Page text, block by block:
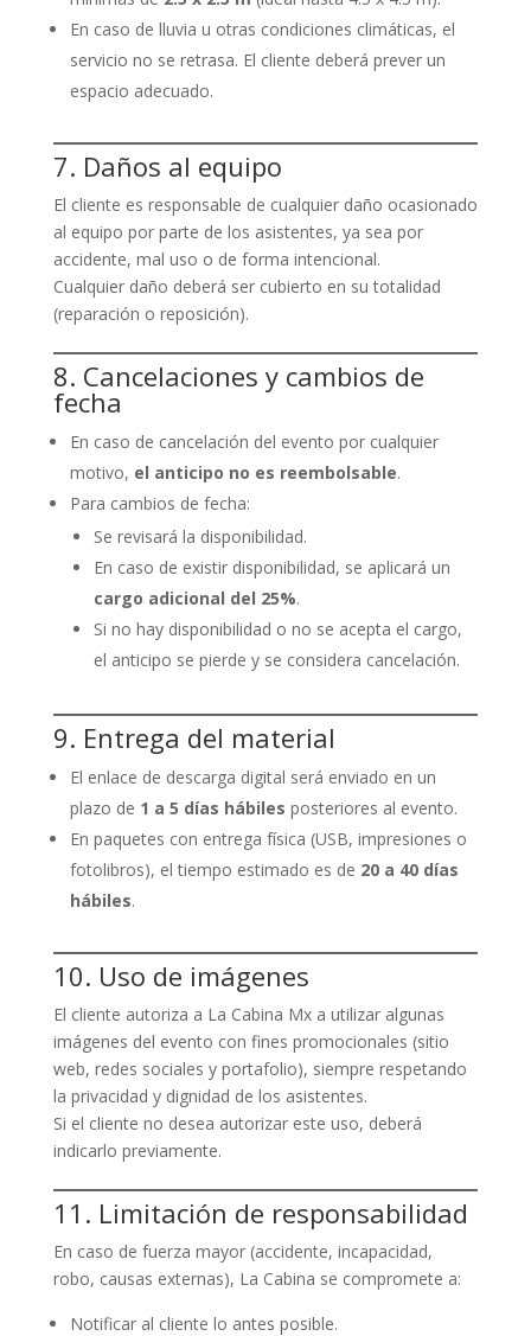
En caso de lluvia u otras condiciones climáticas, el
servicio no se retrasa. El cliente deberá prever un
espacio adecuado.
7. Daños al equipo
El cliente es responsable de cualquier daño ocasionado
al equipo por parte de los asistentes, ya sea por
accidente, mal uso o de forma intencional.
Cualquier daño deberá ser cubierto en su totalidad
(reparación o reposición).
8. Cancelaciones y cambios de
fecha
En caso de cancelación del evento por cualquier
motivo, el anticipo no es reembolsable.
Para cambios de fecha:
Se revisará la disponibilidad.
En caso de existir disponibilidad, se aplicará un
cargo adicional del 25%.
Si no hay disponibilidad o no se acepta el cargo,
el anticipo se pierde y se considera cancelación.
9. Entrega del material
El enlace de descarga digital será enviado en un
plazo de 1 a 5 días hábiles posteriores al evento.
En paquetes con entrega física (USB, impresiones o
fotolibros), el tiempo estimado es de 20 a 40 días
hábiles.
10. Uso de imágenes
El cliente autoriza a La Cabina Mx a utilizar algunas
imágenes del evento con fines promocionales (sitio
web, redes sociales y portafolio), siempre respetando
la privacidad y dignidad de los asistentes.
Si el cliente no desea autorizar este uso, deberá
indicarlo previamente.
11. Limitación de responsabilidad
En caso de fuerza mayor (accidente, incapacidad,
robo, causas externas), La Cabina se compromete a:
Notificar al cliente lo antes posible.